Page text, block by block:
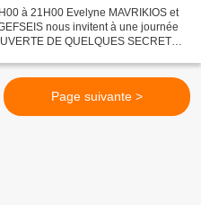
à 21H00 Evelyne MAVRIKIOS et
nous invitent à une journée
DE QUELQUES SECRETS
Page suivante >